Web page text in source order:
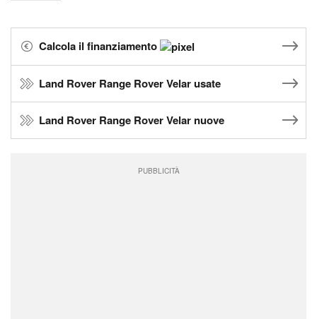
Calcola il finanziamento
Land Rover Range Rover Velar usate
Land Rover Range Rover Velar nuove
PUBBLICITÀ